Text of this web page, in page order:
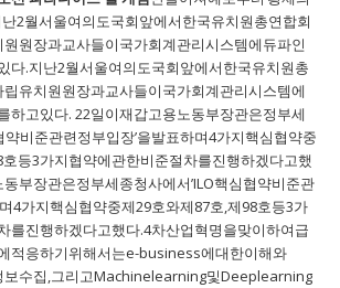
난2월서울여의도국회앞에서한국유치원총연합회
원장과교사들이국가회계관리시스템에듀파인
다.지난2월서울여의도국회앞에서한국유치원총
유치원원장과교사들이국가회계관리시스템에
하고있다. 22일이재갑고용노동부장관은정부세
약비준관련정부입장’을발표하며4가지핵심협약중
등3가지협약에관한비준절차를진행하겠다고했
부장관은정부세종청사에서’ILO핵심협약비준관
4가지핵심협약중제29호와제87호,제98호등3가
를진행하겠다고했다.4차산업혁명을맞이하여급
적응하기위해서는e-business에대한이해와
보수집,그리고Machinelearning및Deeplearning